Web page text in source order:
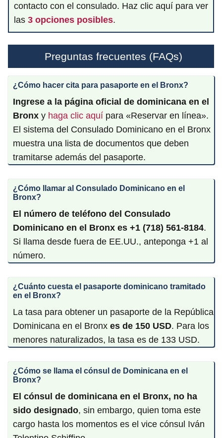
contacto con el consulado. Haz clic aquí para ver
las 3 opciones posibles.
Preguntas frecuentes (FAQs)
¿Cómo hacer cita para pasaporte en el Bronx?
Ingrese a la página oficial de dominicana en el
Bronx y haga clic aquí para «Reservar en línea».
El sistema del Consulado Dominicano en el Bronx
muestra una lista de documentos que deben
tramitarse además del pasaporte.
¿Cómo llamar al Consulado Dominicano en el
Bronx?
El número de teléfono del Consulado
Dominicano en el Bronx es +1 (718) 561-8184.
Si llama desde fuera de EE.UU., anteponga +1 al
número.
¿Cuánto cuesta el pasaporte dominicano tramitado
en el Bronx?
La tasa para obtener un pasaporte de la República
Dominicana en el Bronx es de 150 USD. Para los
menores naturalizados, la tasa es de 133 USD.
¿Cómo se llama el cónsul de Dominicana en el
Bronx?
El cónsul de dominicana en el Bronx, no ha
sido designado, sin embargo, quien toma este
cargo hasta los momentos es el vice cónsul Iván